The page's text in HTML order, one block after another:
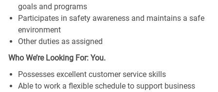
goals and programs
Participates in safety awareness and maintains a safe
environment
Other duties as assigned
Who We’re Looking For: You.
Possesses excellent customer service skills
Able to work a flexible schedule to support business